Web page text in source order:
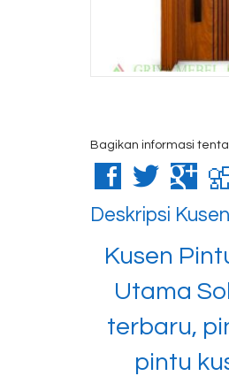
Bagikan informasi
Deskripsi
Kusen
Utama
terbaru,
pintu